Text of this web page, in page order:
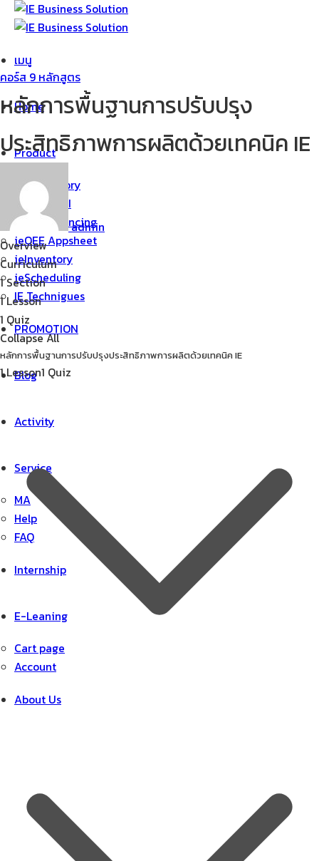
ข้าม
เนื้อหา
เมนู
Home
Product
ieLaboratory
ieSmart WI
ieLineBalancing
ieOEE Appsheet
ieInventory
ieScheduling
IE Technigues
PROMOTION
Blog
Activity
Service
MA
Help
FAQ
Internship
E-Leaning
Cart page
Account
About Us
คอร์ส 9 หลักสูตร
หลักการพื้นฐานการปรับปรุง
ประสิทธิภาพการผลิตด้วยเทคนิค IE
admin
Overview
Curriculum
1 Section
1 Lesson
1 Quiz
Collapse All
หลักการพื้นฐานการปรับปรุงประสิทธิภาพการผลิตด้วยเทคนิค IE
1 Lesson1 Quiz